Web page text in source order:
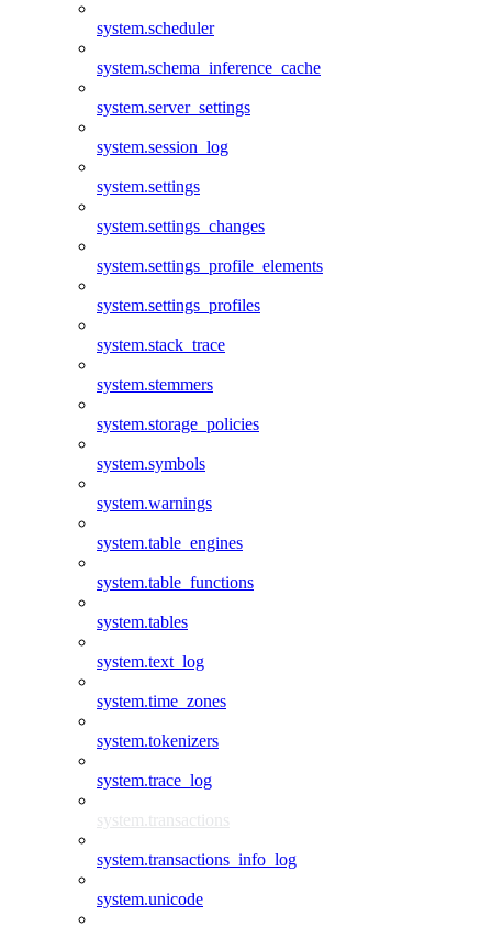
system.scheduler
system.schema_inference_cache
system.server_settings
system.session_log
system.settings
system.settings_changes
system.settings_profile_elements
system.settings_profiles
system.stack_trace
system.stemmers
system.storage_policies
system.symbols
system.warnings
system.table_engines
system.table_functions
system.tables
system.text_log
system.time_zones
system.tokenizers
system.trace_log
system.transactions
system.transactions_info_log
system.unicode